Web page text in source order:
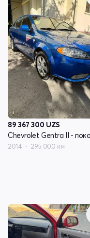
89 367 300 UZS
2014 295 000 км